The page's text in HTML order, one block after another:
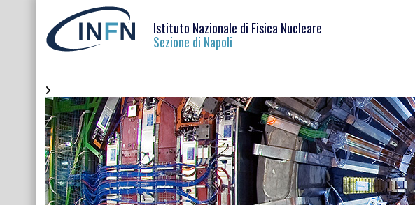
Istituto Nazionale di Fisica Nucleare
Sezione di Napoli